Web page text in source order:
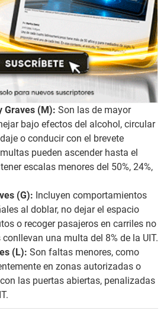
Graves (M): Son las de mayor
bajo efectos del alcohol, circular
o conducir con el brevete
pueden ascender hasta el
escalas menores del 50%, 24%,
(G): Incluyen comportamientos
al doblar, no dejar el espacio
o recoger pasajeros en carriles no
una multa del 8% de la UIT.
(L): Son faltas menores, como
en zonas autorizadas o
las puertas abiertas, penalizadas